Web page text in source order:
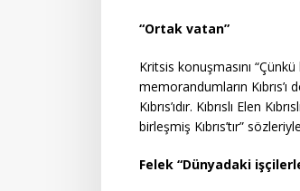
“Ortak vatan”
Kritsis konuşmasını
memorandumların Kıbrıs’ı
Kıbrıs’ıdır. Kıbrıslı Elen
birleşmiş Kıbrıs’tır”
Felek “Dünyadaki